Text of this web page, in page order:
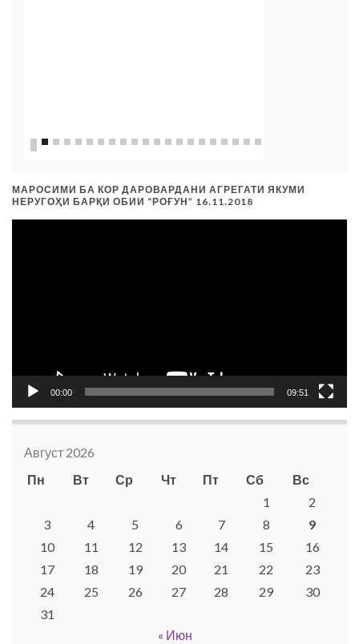
МАРОСИМИ БА КОР ДАРОВАРДАНИ АГРЕГАТИ ЯКУМИ
НЕРУГОҲИ БАРҚИ ОБИИ “РОҒУН” 16.11.2018
00:00 09:51
Август 2026
Пн
Вт Ср Чт Пт Сб
Вс
1
2
3
4 5 6 7 8
9
10
11 12 13 14 15
16
17
18 19 20 21 22
23
24
25 26 27 28 29
30
31
« Июн